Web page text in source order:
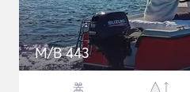
M/B 443